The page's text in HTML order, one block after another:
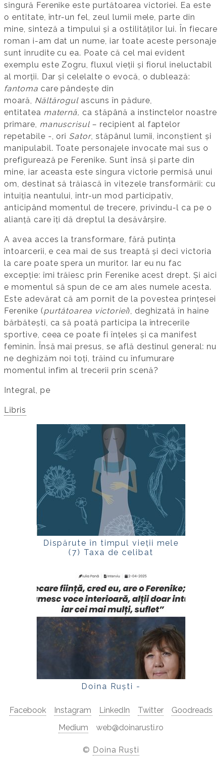
singură Ferenike este purtătoarea victoriei. Ea este
o entitate, într-un fel, zeul lumii mele, parte din
mine, sinteză a timpului și a ostilităților lui. În fiecare
roman i-am dat un nume, iar toate aceste personaje
sunt înrudite cu ea. Poate că cel mai evident
exemplu este Zogru, fluxul vieții și fiorul ineluctabil
al morții. Dar și celelalte o evocă, o dublează:
fantoma care pândește din
moară, Năltărogul ascuns în pădure,
entitatea maternă, ca stăpână a instinctelor noastre
primare, manuscrisul – recipient al faptelor
repetabile -, ori Sator, stăpânul lumii, inconștient și
manipulabil. Toate personajele invocate mai sus o
prefigurează pe Ferenike. Sunt însă și parte din
mine, iar aceasta este singura victorie permisă unui
om, destinat să trăiască în vitezele transformării: cu
intuiția neantului, într-un mod participativ,
anticipând momentul de trecere, privindu-l ca pe o
alianță care îți dă dreptul la desăvârșire.
A avea acces la transformare, fără putința
întoarcerii, e cea mai de sus treaptă și deci victoria
la care poate spera un muritor. Iar eu nu fac
excepție: îmi trăiesc prin Ferenike acest drept. Și aici
e momentul să spun de ce am ales numele acesta.
Este adevărat că am pornit de la povestea prințesei
Ferenike (purtătoarea victoriei), deghizată în haine
bărbătești, ca să poată participa la întrecerile
sportive, ceea ce poate fi înțeles și ca manifest
feminin. Însă mai presus, se află destinul general: nu
ne deghizăm noi toți, trăind cu înfumurare
momentul infim al trecerii prin scenă?
Integral, pe
Libris
Dispărute în timpul vieții mele
(7) Taxa de celibat
Doina Ruști -
Facebook Instagram LinkedIn Twitter
Goodreads
Medium
web@doinarusti.ro
© Doina Ruști